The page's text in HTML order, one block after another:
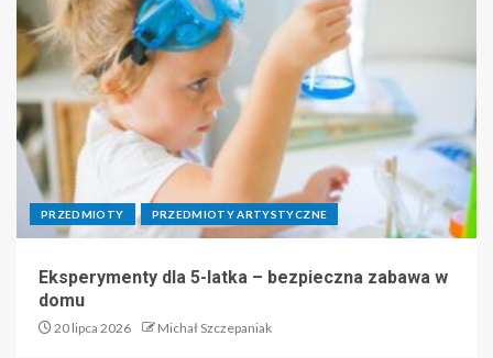
PRZEDMIOTY PRZEDMIOTY ARTYSTYCZNE
Eksperymenty dla 5-latka – bezpieczna zabawa w
domu
20 lipca 2026 Michał Szczepaniak